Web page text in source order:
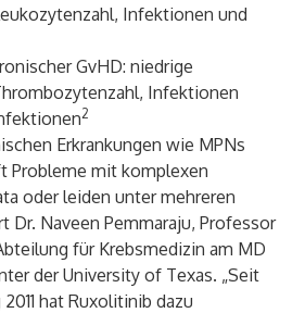
Infektionen und
GvHD: niedrige
Infektionen
2
Erkrankungen wie MPNs
Probleme mit komplexen
oder leiden unter mehreren
Dr. Naveen Pemmaraju, Professor
für Krebsmedizin am MD
der University of Texas. „Seit
hat Ruxolitinib dazu